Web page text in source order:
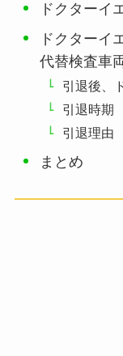
ドクターイ
ドクターイ
代替検査車
引退後、
引退時期
引退理由
まとめ